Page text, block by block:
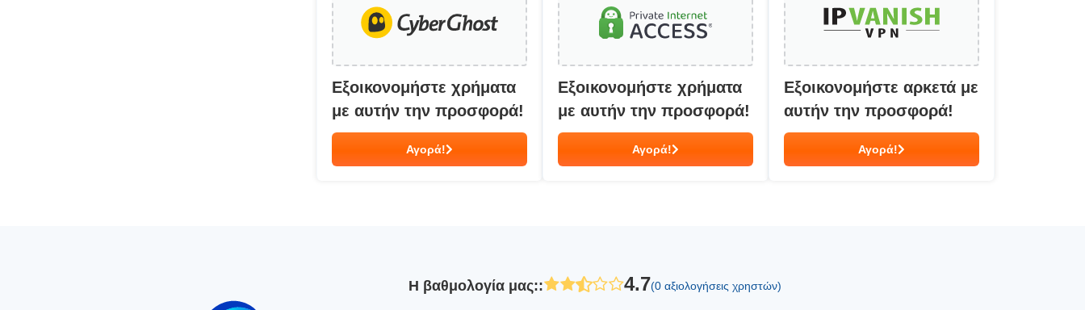
Εξοικονομήστε χρήματα
με αυτήν την προσφορά!
Αγορά!
Εξοικονομήστε χρήματα
με αυτήν την προσφορά!
Αγορά!
Εξοικονομήστε αρκετά με
αυτήν την προσφορά!
Αγορά!
Η βαθμολογία μας:: 4.7(0 αξιολογήσεις χρηστών)